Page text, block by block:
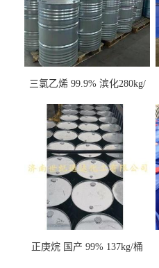
三氯乙烯 99.9% 滨化280kg/
正庚烷 国产 99% 137kg/桶